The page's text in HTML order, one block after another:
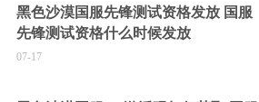
黑色沙漠国服先锋测试资格发放 国服
先锋测试资格什么时候发放
07-17